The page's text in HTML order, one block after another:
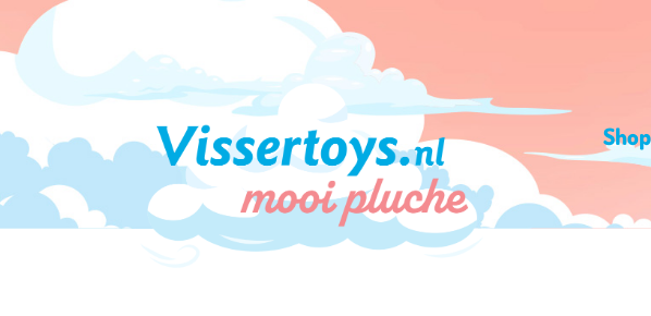
naar
inhoud
Shop